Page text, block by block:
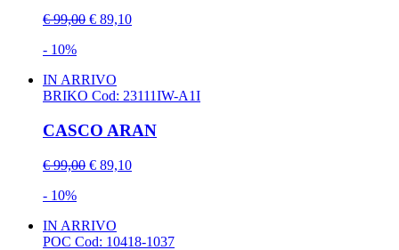
€ 99,00 € 89,10
- 10%
IN ARRIVO
BRIKO Cod: 23111IW-A1I
CASCO ARAN
€ 99,00 € 89,10
- 10%
IN ARRIVO
POC Cod: 10418-1037